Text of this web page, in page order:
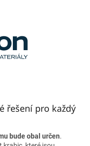
řešení pro každý
bude obal určen.